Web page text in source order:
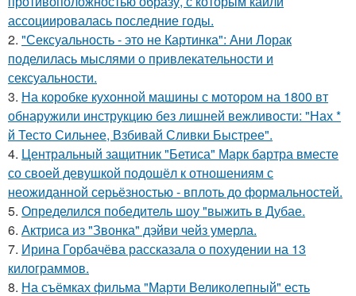
ассоциировалась последние годы.
2. "Сексуальность - это не Картинка": Ани Лорак
поделилась мыслями о привлекательности и
сексуальности.
3. На коробке кухонной машины с мотором на 1800 вт
обнаружили инструкцию без лишней вежливости: "Нах *
й Тесто Сильнее, Взбивай Сливки Быстрее".
4. Центральный защитник "Бетиса" Марк бартра вместе
со своей девушкой подошёл к отношениям с
неожиданной серьёзностью - вплоть до формальностей.
5. Определился победитель шоу "выжить в Дубае.
6. Актриса из "Звонка" дэйви чейз умерла.
7. Ирина Горбачёва рассказала о похудении на 13
килограммов.
8. На съёмках фильма "Марти Великолепный" есть